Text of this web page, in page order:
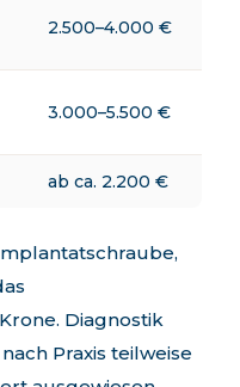
2.500–4.000 €
3.000–5.500 €
ab ca. 2.200 €
Diagnostik
Praxis teilweise